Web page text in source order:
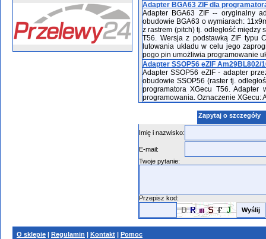
Adapter BGA63 ZIF dla
Adapter BGA63 ZIF -- oryginalny
obudowie BGA63 o wymiarach:
z rastrem (pitch) tj. odległość
T56. Wersja z podstawką ZIF typu
lutowania układu w celu jego
pogo pin umożliwia programowanie
Adapter SSOP56 eZIF Am29BL802/
Adapter SSOP56 eZIF - adapter
obudowie SSOP56 (raster tj.
programatora XGecu T56.
programowania. Oznaczenie XGecu:
Zapytaj o szczegóły
Imię i nazwisko:
E-mail:
Twoje pytanie:
Przepisz kod:
O sklepie | Regulamin | Kontakt | Pomoc